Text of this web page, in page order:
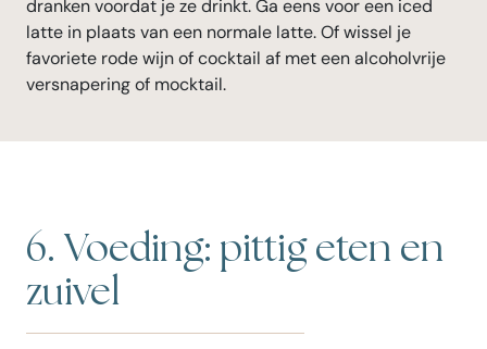
dranken voordat je ze drinkt. Ga eens voor een iced
latte in plaats van een normale latte. Of wissel je
favoriete rode wijn of cocktail af met een alcoholvrije
versnapering of mocktail.
6. Voeding: pittig eten en
zuivel